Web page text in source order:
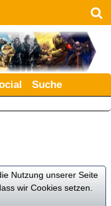
Suche
Nutzung unserer Seite
wir Cookies setzen.